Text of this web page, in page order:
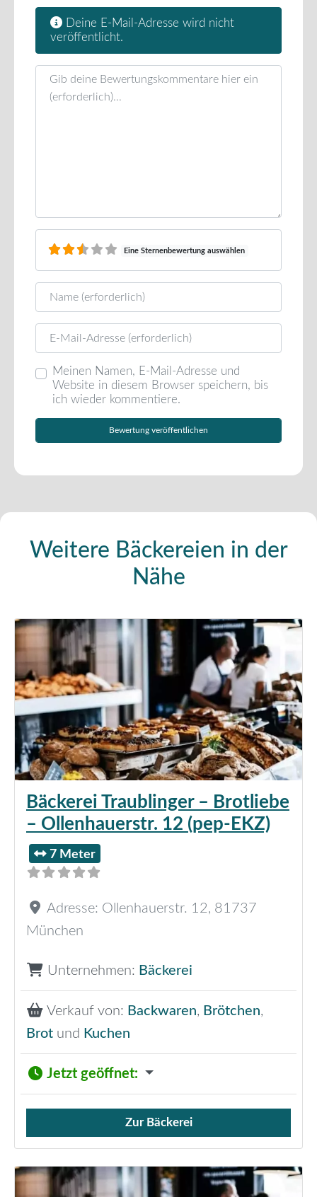
Deine E-Mail-Adresse wird nicht
veröffentlicht.
Rezensionstext
Eine Sternenbewertung auswählen
Name
E-Mail
Meinen Namen, E-Mail-Adresse und
Website in diesem Browser speichern, bis
ich wieder kommentiere.
Weitere Bäckereien in der
Nähe
Bäckerei Traublinger – Brotliebe
– Ollenhauerstr. 12 (pep-EKZ)
7 Meter
Adresse: Ollenhauerstr. 12, 81737
München
Unternehmen: Bäckerei
Verkauf von: Backwaren, Brötchen,
Brot und Kuchen
Jetzt geöffnet:
Verkauf von Brötchen,
Zur Bäckerei